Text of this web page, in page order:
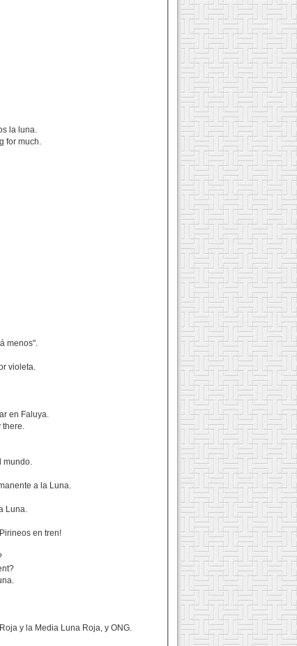
la luna.
for much.
menos".
violeta.
en Faluya.
there.
mundo.
a la Luna.
Luna.
en tren!
y la Media Luna Roja, y ONG.